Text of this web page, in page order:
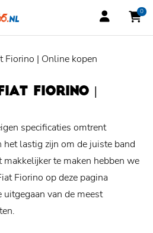
0
Fiorino | Online kopen
FIORINO |
specificaties omtrent
het lastig zijn om de juiste band
te maken hebben we
Fiorino op deze pagina
uitgegaan van de meest